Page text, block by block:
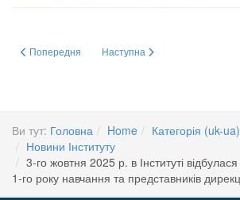
Попередня стаття: 21-го жовтня 2025 р.
Попередня Наступна стаття: ЗУСТРІЧ
Наступна
Ви тут: Головна Home Категорія (uk-ua)
Новини Інституту
3-го жовтня 2025 р. в Інституті відбулася
1-го року навчання та представників